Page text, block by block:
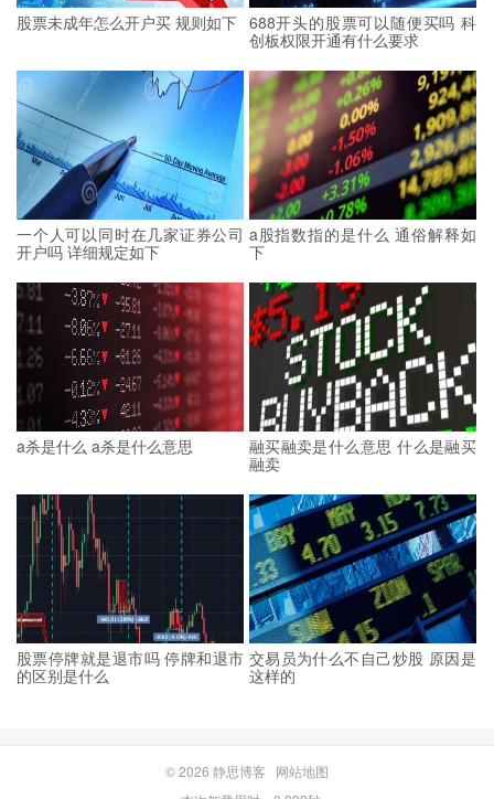
股票未成年怎么开户买 规则如下 688开头的股票可以随便买吗 科
创板权限开通有什么要求
一个人可以同时在几家证券公司
开户吗 详细规定如下
a股指数指的是什么 通俗解释如
下
a杀是什么 a杀是什么意思
融买融卖是什么意思 什么是融买
融卖
股票停牌就是退市吗 停牌和退市
的区别是什么
交易员为什么不自己炒股 原因是
这样的
© 2026 静思博客
网站地图